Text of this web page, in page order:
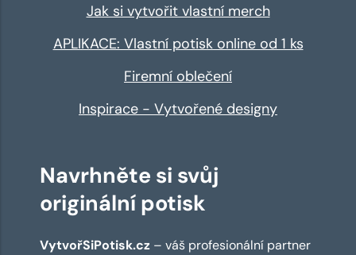
Jak si vytvořit vlastní merch
APLIKACE: Vlastní potisk online od 1 ks
Firemní oblečení
Inspirace - Vytvořené designy
Navrhněte si svůj
originální potisk
VytvořSiPotisk.cz – váš profesionální partner